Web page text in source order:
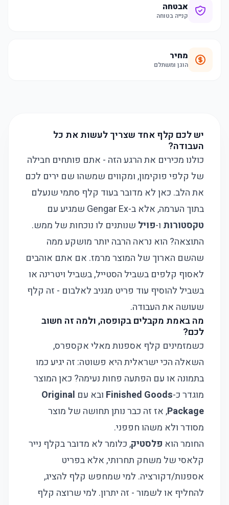
אבטחה
קנייה בטוחה
מחיר
הוגן ומשתלם
יש לכם קלף אחד שצריך לעשות את כל
העבודה?
כולנו מכירים את הרגע הזה - אתם פותחים חבילה
של קלפי פוקימון, ומקווים שמשהו שם ירים לכם
את הלב. כאן לא מדובר בעוד קלף סתמי שנעלם
בתוך הערמה, אלא ב-Gengar Ex שמגיע עם
טקסטורות ו-פויל שנותנים לו נוכחות של ממש.
התוצאה? הוא נראה הרבה יותר מושקע ממה
שהשם הארוך של המוצר מרמז. אם אתם אוהבים
לאסוף קלפים בשביל הסטייל, בשביל ויטרינה או
בשביל להוסיף עוד פריט מגניב לאלבום - זה קלף
שעושה את העבודה.
מה באמת מקבלים בקופסה, ולמה זה חשוב
לכם?
כשמזמינים קלף אספנות מאלי אקספרס,
השאלה הכי ישראלית היא פשוטה: זה יגיע כמו
בתמונה או עם הפתעה פחות נעימה? כאן המוצר
מוגדר כ-Finished Goods ובא עם Original
Package, אז זה כבר נותן תחושה של מוצר
מסודר ולא משהו חפפני.
החומר הוא פלסטיק, כלומר לא מדובר בקלף נייר
קלאסי של משחק תחרותי, אלא בפריט
אספנות/דקורציה. למי שמחפש קלף להציג,
להחליף או לשמור - זה יתרון. למי שרוצה קלף